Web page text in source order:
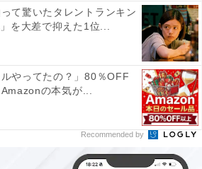
こんにちは、母さん
Amazonで見る
って驚いたタレントランキン
を大差で抑えた1位...
ルやってたの？」80％OFF
の本気が...
Recommended by